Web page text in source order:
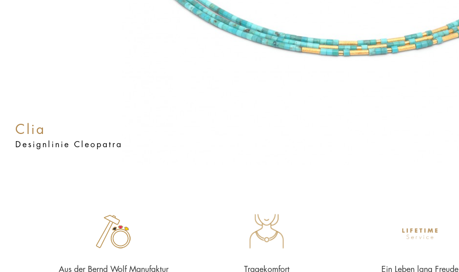
Clia
Designlinie Cleopatra
Aus der Bernd Wolf Manufaktur
Tragekomfort Ein Leben lang Freude